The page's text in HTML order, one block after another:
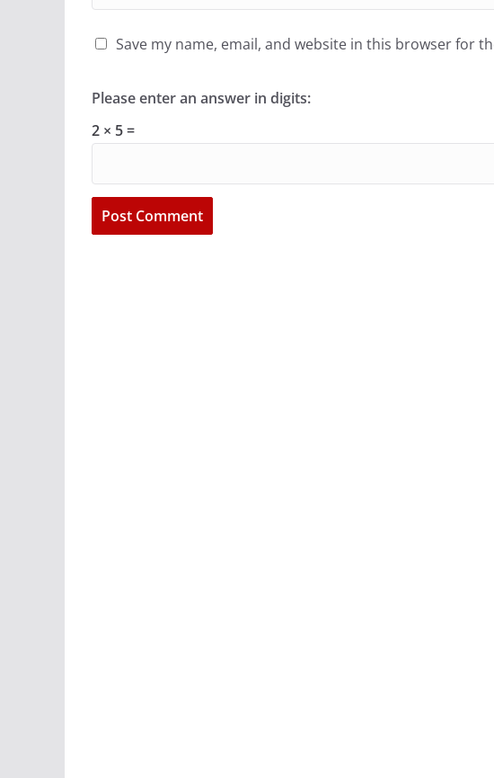
Save my name, email, and website in this browser for
Please enter an answer in digits:
2 × 5 =